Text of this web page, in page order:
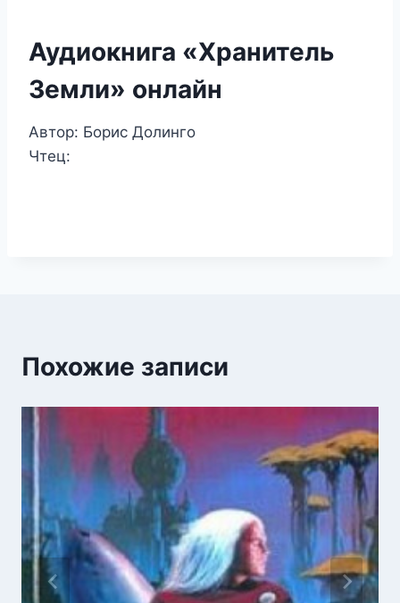
Аудиокнига «Хранитель
Земли» онлайн
Автор: Борис Долинго
Чтец:
Похожие записи